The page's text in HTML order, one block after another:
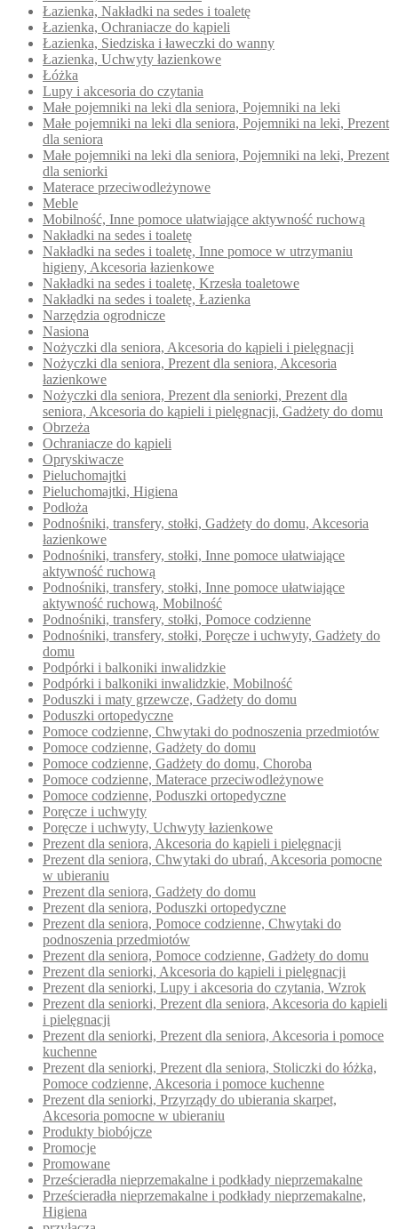
Łazienka, Nakładki na sedes i toaletę
Łazienka, Ochraniacze do kąpieli
Łazienka, Siedziska i ławeczki do wanny
Łazienka, Uchwyty łazienkowe
Łóżka
Lupy i akcesoria do czytania
Małe pojemniki na leki dla seniora, Pojemniki na leki
Małe pojemniki na leki dla seniora, Pojemniki na leki, Prezent
dla seniora
Małe pojemniki na leki dla seniora, Pojemniki na leki, Prezent
dla seniorki
Materace przeciwodleżynowe
Meble
Mobilność, Inne pomoce ułatwiające aktywność ruchową
Nakładki na sedes i toaletę
Nakładki na sedes i toaletę, Inne pomoce w utrzymaniu
higieny, Akcesoria łazienkowe
Nakładki na sedes i toaletę, Krzesła toaletowe
Nakładki na sedes i toaletę, Łazienka
Narzędzia ogrodnicze
Nasiona
Nożyczki dla seniora, Akcesoria do kąpieli i pielęgnacji
Nożyczki dla seniora, Prezent dla seniora, Akcesoria
łazienkowe
Nożyczki dla seniora, Prezent dla seniorki, Prezent dla
seniora, Akcesoria do kąpieli i pielęgnacji, Gadżety do domu
Obrzeża
Ochraniacze do kąpieli
Opryskiwacze
Pieluchomajtki
Pieluchomajtki, Higiena
Podłoża
Podnośniki, transfery, stołki, Gadżety do domu, Akcesoria
łazienkowe
Podnośniki, transfery, stołki, Inne pomoce ułatwiające
aktywność ruchową
Podnośniki, transfery, stołki, Inne pomoce ułatwiające
aktywność ruchową, Mobilność
Podnośniki, transfery, stołki, Pomoce codzienne
Podnośniki, transfery, stołki, Poręcze i uchwyty, Gadżety do
domu
Podpórki i balkoniki inwalidzkie
Podpórki i balkoniki inwalidzkie, Mobilność
Poduszki i maty grzewcze, Gadżety do domu
Poduszki ortopedyczne
Pomoce codzienne, Chwytaki do podnoszenia przedmiotów
Pomoce codzienne, Gadżety do domu
Pomoce codzienne, Gadżety do domu, Choroba
Pomoce codzienne, Materace przeciwodleżynowe
Pomoce codzienne, Poduszki ortopedyczne
Poręcze i uchwyty
Poręcze i uchwyty, Uchwyty łazienkowe
Prezent dla seniora, Akcesoria do kąpieli i pielęgnacji
Prezent dla seniora, Chwytaki do ubrań, Akcesoria pomocne
w ubieraniu
Prezent dla seniora, Gadżety do domu
Prezent dla seniora, Poduszki ortopedyczne
Prezent dla seniora, Pomoce codzienne, Chwytaki do
podnoszenia przedmiotów
Prezent dla seniora, Pomoce codzienne, Gadżety do domu
Prezent dla seniorki, Akcesoria do kąpieli i pielęgnacji
Prezent dla seniorki, Lupy i akcesoria do czytania, Wzrok
Prezent dla seniorki, Prezent dla seniora, Akcesoria do kąpieli
i pielęgnacji
Prezent dla seniorki, Prezent dla seniora, Akcesoria i pomoce
kuchenne
Prezent dla seniorki, Prezent dla seniora, Stoliczki do łóżka,
Pomoce codzienne, Akcesoria i pomoce kuchenne
Prezent dla seniorki, Przyrządy do ubierania skarpet,
Akcesoria pomocne w ubieraniu
Produkty biobójcze
Promocje
Promowane
Prześcieradła nieprzemakalne i podkłady nieprzemakalne
Prześcieradła nieprzemakalne i podkłady nieprzemakalne,
Higiena